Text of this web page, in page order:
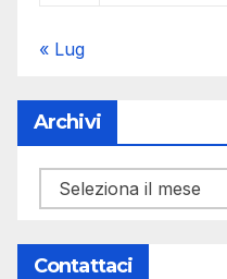
« Lug
Archivi
Archivi
Contattaci